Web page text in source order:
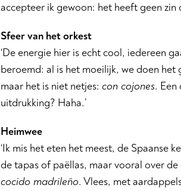
accepteer ik gewoon: het heeft geen
Sfeer van het orkest
‘De energie hier is echt cool, iedereen
beroemd: al is het moeilijk, we doen het
maar het is niet netjes: con cojones.
uitdrukking? Haha.’
Heimwee
‘Ik mis het eten het meest, de Spaanse
de tapas of paëllas, maar vooral over
cocido madrileño. Vlees, met